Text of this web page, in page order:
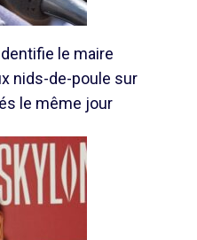
le maire
nids-de-poule sur
le même jour